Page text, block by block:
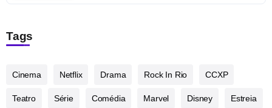
Tags
Cinema Netflix Drama Rock In Rio CCXP
Teatro Série Comédia Marvel Disney Estreia